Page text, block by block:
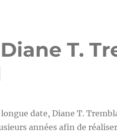
T.
date, Diane T.
années afin de